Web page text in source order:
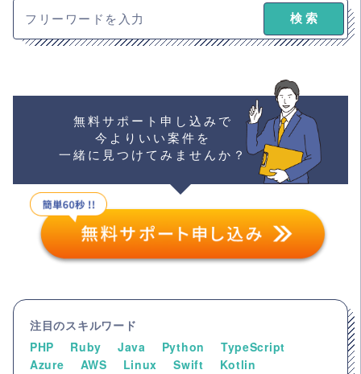
無料サポート申し込みで
今よりいい案件を
一緒に見つけてみませんか？
注目のスキルワード
PHP
Ruby Java Python
TypeScript
Azure
AWS Linux Swift Kotlin